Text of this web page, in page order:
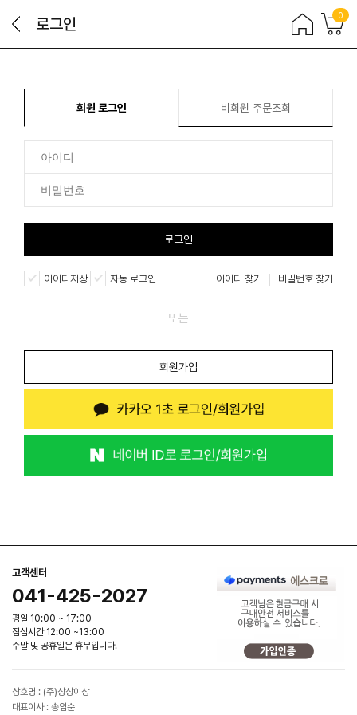
로그인 0
회원 로그인 비회원 주문조회
로그인
아이디저장 자동 로그인 아이디 찾기 비밀번호 찾기
또는
회원가입
고객센터
041-425-2027
평일 10:00 ~ 17:00
점심시간 12:00 ~13:00
주말 및 공휴일은 휴무입니다.
상호명 : (주)상상이상
대표이사 : 송임순